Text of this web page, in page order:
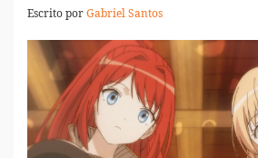
Escrito porGabriel Santos